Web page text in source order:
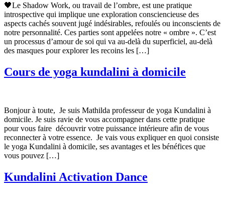
🖤Le Shadow Work, ou travail de l’ombre, est une pratique
introspective qui implique une exploration consciencieuse des
aspects cachés souvent jugé indésirables, refoulés ou inconscients de
notre personnalité. Ces parties sont appelées notre « ombre ». C’est
un processus d’amour de soi qui va au-delà du superficiel, au-delà
des masques pour explorer les recoins les […]
Cours de yoga kundalini à domicile
Bonjour à toute, Je suis Mathilda professeur de yoga Kundalini à
domicile. Je suis ravie de vous accompagner dans cette pratique
pour vous faire découvrir votre puissance intérieure afin de vous
reconnecter à votre essence. Je vais vous expliquer en quoi consiste
le yoga Kundalini à domicile, ses avantages et les bénéfices que
vous pouvez […]
Kundalini Activation Dance